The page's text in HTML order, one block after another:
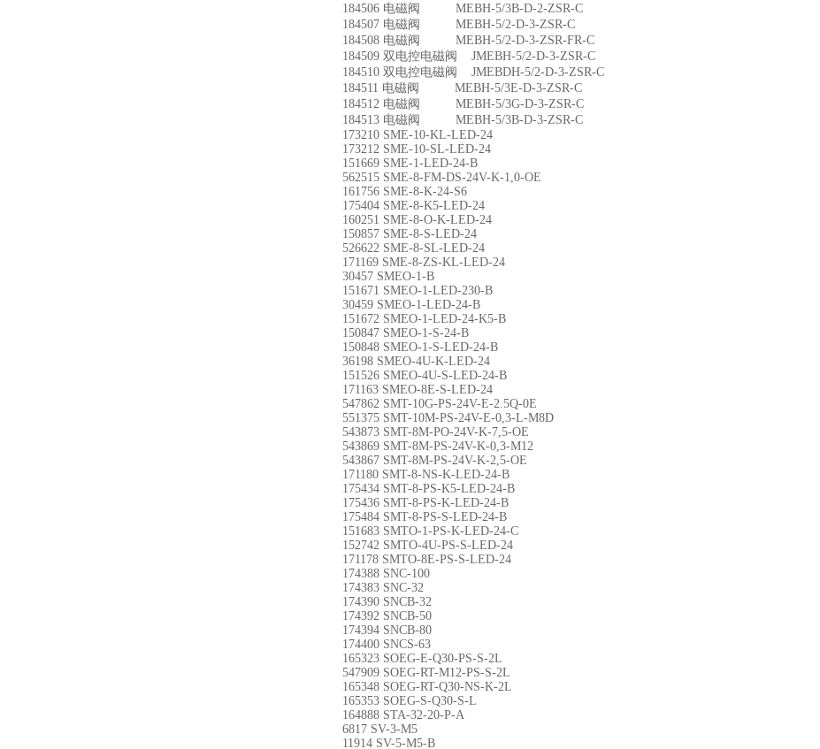
184506 电磁阀 MEBH-5/3B-D-2-ZSR-C
184507 电磁阀 MEBH-5/2-D-3-ZSR-C
184508 电磁阀 MEBH-5/2-D-3-ZSR-FR-C
184509 双电控电磁阀 JMEBH-5/2-D-3-ZSR-C
184510 双电控电磁阀 JMEBDH-5/2-D-3-ZSR-C
184511 电磁阀 MEBH-5/3E-D-3-ZSR-C
184512 电磁阀 MEBH-5/3G-D-3-ZSR-C
184513 电磁阀 MEBH-5/3B-D-3-ZSR-C
173210 SME-10-KL-LED-24
173212 SME-10-SL-LED-24
151669 SME-1-LED-24-B
562515 SME-8-FM-DS-24V-K-1,0-OE
161756 SME-8-K-24-S6
175404 SME-8-K5-LED-24
160251 SME-8-O-K-LED-24
150857 SME-8-S-LED-24
526622 SME-8-SL-LED-24
171169 SME-8-ZS-KL-LED-24
30457 SMEO-1-B
151671 SMEO-1-LED-230-B
30459 SMEO-1-LED-24-B
151672 SMEO-1-LED-24-K5-B
150847 SMEO-1-S-24-B
150848 SMEO-1-S-LED-24-B
36198 SMEO-4U-K-LED-24
151526 SMEO-4U-S-LED-24-B
171163 SMEO-8E-S-LED-24
547862 SMT-10G-PS-24V-E-2.5Q-0E
551375 SMT-10M-PS-24V-E-0,3-L-M8D
543873 SMT-8M-PO-24V-K-7,5-OE
543869 SMT-8M-PS-24V-K-0,3-M12
543867 SMT-8M-PS-24V-K-2,5-OE
171180 SMT-8-NS-K-LED-24-B
175434 SMT-8-PS-K5-LED-24-B
175436 SMT-8-PS-K-LED-24-B
175484 SMT-8-PS-S-LED-24-B
151683 SMTO-1-PS-K-LED-24-C
152742 SMTO-4U-PS-S-LED-24
171178 SMTO-8E-PS-S-LED-24
174388 SNC-100
174383 SNC-32
174390 SNCB-32
174392 SNCB-50
174394 SNCB-80
174400 SNCS-63
165323 SOEG-E-Q30-PS-S-2L
547909 SOEG-RT-M12-PS-S-2L
165348 SOEG-RT-Q30-NS-K-2L
165353 SOEG-S-Q30-S-L
164888 STA-32-20-P-A
6817 SV-3-M5
11914 SV-5-M5-B